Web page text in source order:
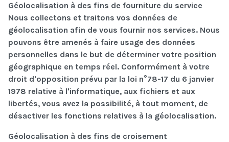
Géolocalisation à des fins de fourniture du service
Nous collectons et traitons vos données de
géolocalisation afin de vous fournir nos services. Nous
pouvons être amenés à faire usage des données
personnelles dans le but de déterminer votre position
géographique en temps réel. Conformément à votre
droit d'opposition prévu par la loi n°78-17 du 6 janvier
1978 relative à l'informatique, aux fichiers et aux
libertés, vous avez la possibilité, à tout moment, de
désactiver les fonctions relatives à la géolocalisation.
Géolocalisation à des fins de croisement